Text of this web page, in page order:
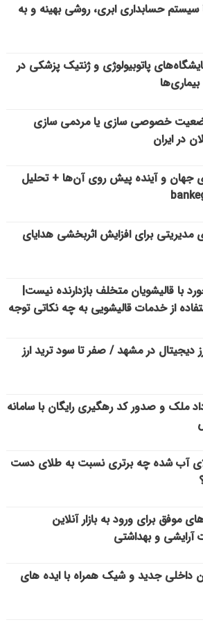
سیستم حسابداری ابری، روشی بهینه و به
پاتوبیولوژی و ژنتیک پزشکی در
خصوصی سازی یا مردمی سازی
در ایران
جهان و آینده پیش روی آن‌ها + تحلیل
مدیریتی برای افزایش اثربخشی هدایای
با قالیشویان متخلف بازدارنده نیست|
از خدمات قالیشویی به چه نکاتی توجه
دیجیتال در مشهد / صفر تا سود ترید ارز
ملک و صدور کد رهگیری رایگان با سامانه
آب شده چه برتری نسبت به طلای دست
موفق برای ورود به بازار آنلاین
و بهداشتی
داخلی جدید و شیک همراه با ایده های